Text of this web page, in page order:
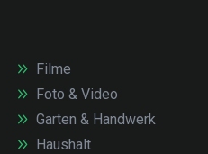
Filme
Foto & Video
Garten & Handwerk
Haushalt